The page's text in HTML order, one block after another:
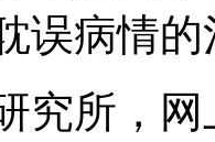
误病情
究所，